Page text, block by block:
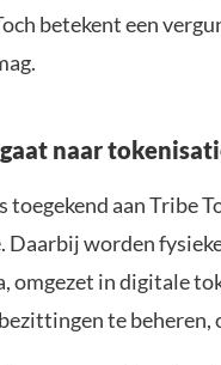
betekent een
naar
toegekend aan Tribe
Daarbij worden
omgezet in digitale
te